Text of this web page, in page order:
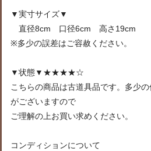
▼実寸サイズ▼
直径8cm 口径6cm 高さ19cm
※多少の誤差はご容赦ください。
▼状態▼★★★★☆
こちらの商品は古道具品です。多少
がございますので
ご理解の上お買い求めください。
コンディションについて